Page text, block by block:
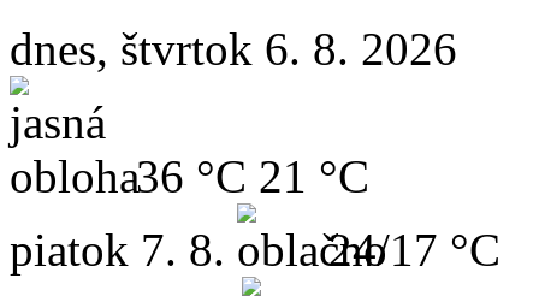
dnes, štvrtok 6. 8. 2026
36 °C 21 °C
piatok 7. 8.
24/17 °C